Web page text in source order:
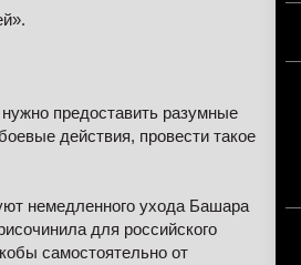
предоставить разумные
действия, провести такое
немедленного ухода Башара
для российского
самостоятельно от